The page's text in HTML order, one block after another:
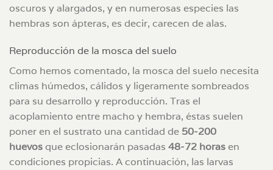
oscuros y alargados, y en numerosas especies las
hembras son ápteras, es decir, carecen de alas.
Reproducción de la mosca del suelo
Como hemos comentado, la mosca del suelo necesita
climas húmedos, cálidos y ligeramente sombreados
para su desarrollo y reproducción. Tras el
acoplamiento entre macho y hembra, éstas suelen
poner en el sustrato una cantidad de 50-200
huevosque eclosionarán pasadas 48-72 horas en
condiciones propicias. A continuación, las larvas